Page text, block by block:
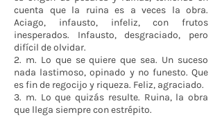
cuenta que la ruina es a veces la obra.
Aciago, infausto, infeliz, con frutos
inesperados. Infausto, desgraciado, pero
difícil de olvidar.
2. m. Lo que se quiere que sea. Un suceso
nada lastimoso, opinado y no funesto. Que
es fin de regocijo y riqueza. Feliz, agraciado.
3. m. Lo que quizás resulte. Ruina, la obra
que llega siempre con estrépito.